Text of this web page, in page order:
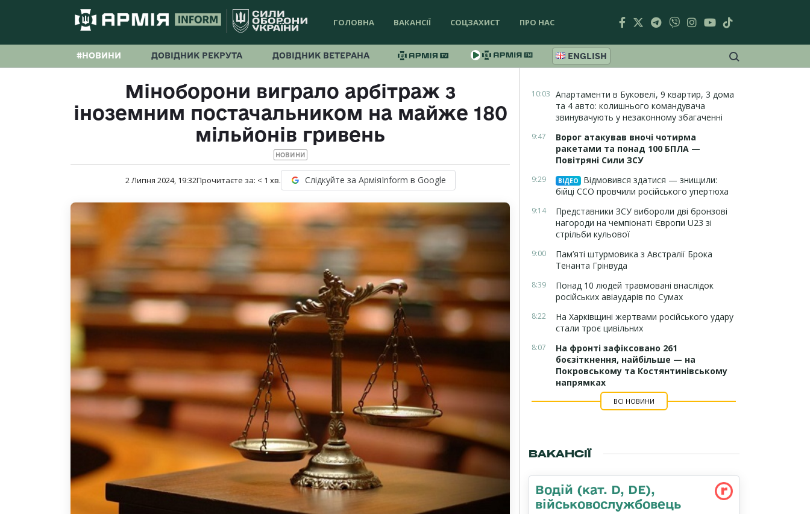
ГОЛОВНА ВАКАНСІЇ СОЦЗАХИСТ ПРО НАС
#НОВИНИ ДОВІДНИК РЕКРУТА ДОВІДНИК ВЕТЕРАНА ENGLISH
Міноборони виграло арбітраж з
іноземним постачальником на майже 180
мільйонів гривень
НОВИНИ
2 Липня 2024, 19:32Прочитаєте за: < 1 хв. Слідкуйте за АрміяInform в Google
10:03 Апартаменти в Буковелі, 9 квартир, 3 дома
та 4 авто: колишнього командувача
звинувачують у незаконному збагаченні
9:47
Ворог атакував вночі чотирма
ракетами та понад 100 БПЛА —
Повітряні Сили ЗСУ
9:29 ВІДЕО
Відмовився здатися — знищили:
бійці ССО провчили російського упертюха
9:14
Представники ЗСУ вибороли дві бронзові
нагороди на чемпіонаті Європи U23 зі
стрільби кульової
9:00
Пам’яті штурмовика з Австралії Брока
Тенанта Грінвуда
8:39
Понад 10 людей травмовані внаслідок
російських авіаударів по Сумах
8:22
На Харківщині жертвами російського удару
стали троє цивільних
8:07
На фронті зафіксовано 261
боєзіткнення, найбільше — на
Покровському та Костянтинівському
напрямках
ВСІ НОВИНИ
ВАКАНСІЇ
Водій (кат. D, DE),
військовослужбовець